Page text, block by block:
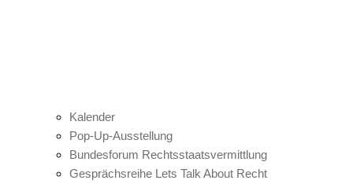
Kalender
Pop-Up-Ausstellung
Bundesforum Rechtsstaatsvermittlung
Gesprächsreihe Lets Talk About Recht